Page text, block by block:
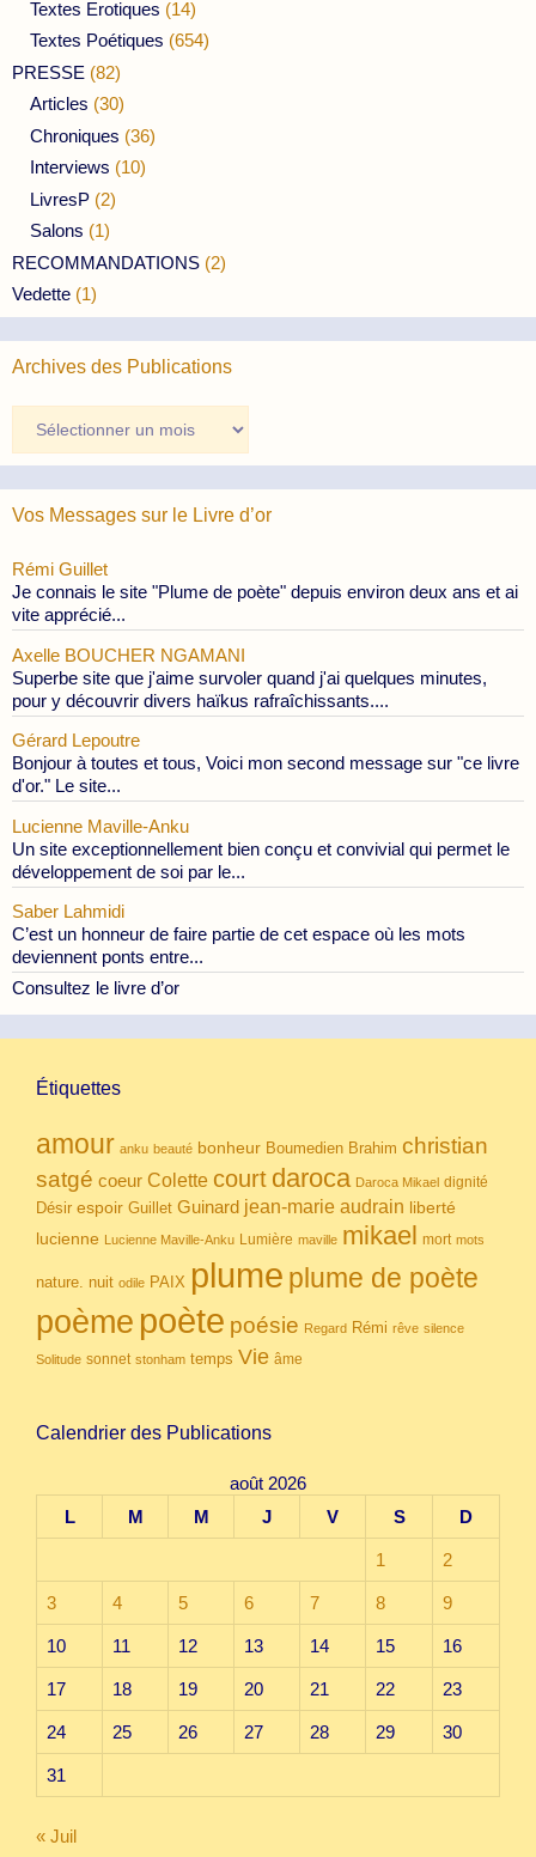
Textes Erotiques (14)
Textes Poétiques (654)
PRESSE (82)
Articles (30)
Chroniques (36)
Interviews (10)
LivresP (2)
Salons (1)
RECOMMANDATIONS (2)
Vedette (1)
Archives des Publications
des
Publications
Vos Messages sur le Livre d’or
Rémi Guillet
Je connais le site "Plume de poète" depuis environ deux ans et ai
vite apprécié...
Axelle BOUCHER NGAMANI
Superbe site que j'aime survoler quand j'ai quelques minutes,
pour y découvrir divers haïkus rafraîchissants....
Gérard Lepoutre
Bonjour à toutes et tous, Voici mon second message sur "ce livre
d'or." Le site...
Lucienne Maville-Anku
Un site exceptionnellement bien conçu et convivial qui permet le
développement de soi par le...
Saber Lahmidi
C’est un honneur de faire partie de cet espace où les mots
deviennent ponts entre...
Consultez le livre d’or
Étiquettes
amour anku beauté bonheur Boumedien Brahim christian
satgé coeur Colette court daroca Daroca Mikael dignité
Désir espoir Guillet Guinard jean-marie audrain liberté
lucienne Lucienne Maville-Anku Lumière maville mikael mort mots
nature. nuit odile PAIX plume plume de poète
poème poète poésie Regard Rémi rêve silence
Solitude sonnet stonham temps Vie âme
Calendrier des Publications
août 2026
L
M M J V S D
1 2
3 4 5 6 7 8 9
10 11 12 13 14 15 16
17 18 19 20 21 22 23
24 25 26 27 28 29 30
31
« Juil